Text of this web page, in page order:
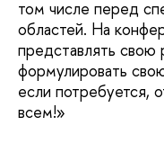
том числе перед
областей. На
представлять свою
формулировать
если потребуется,
всем!»